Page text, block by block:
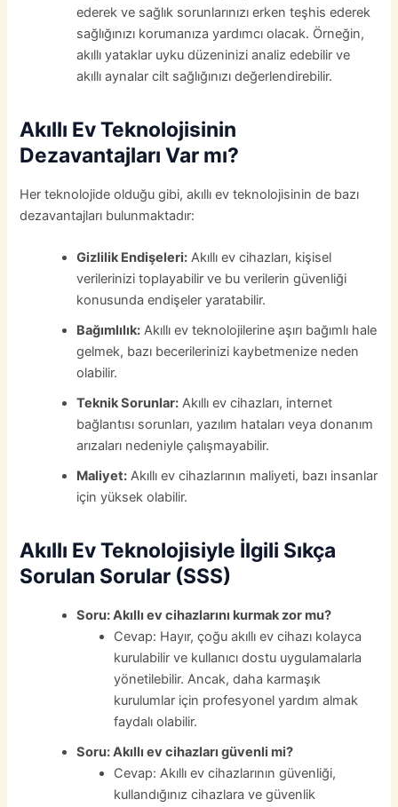
ederek ve sağlık sorunlarınızı erken teşhis ederek
sağlığınızı korumanıza yardımcı olacak. Örneğin,
akıllı yataklar uyku düzeninizi analiz edebilir ve
akıllı aynalar cilt sağlığınızı değerlendirebilir.
Akıllı Ev Teknolojisinin
Dezavantajları Var mı?
Her teknolojide olduğu gibi, akıllı ev teknolojisinin de bazı
dezavantajları bulunmaktadır:
Gizlilik Endişeleri: Akıllı ev cihazları, kişisel
verilerinizi toplayabilir ve bu verilerin güvenliği
konusunda endişeler yaratabilir.
Bağımlılık: Akıllı ev teknolojilerine aşırı bağımlı hale
gelmek, bazı becerilerinizi kaybetmenize neden
olabilir.
Teknik Sorunlar: Akıllı ev cihazları, internet
bağlantısı sorunları, yazılım hataları veya donanım
arızaları nedeniyle çalışmayabilir.
Maliyet: Akıllı ev cihazlarının maliyeti, bazı insanlar
için yüksek olabilir.
Akıllı Ev Teknolojisiyle İlgili Sıkça
Sorulan Sorular (SSS)
Soru: Akıllı ev cihazlarını kurmak zor mu?
Cevap: Hayır, çoğu akıllı ev cihazı kolayca
kurulabilir ve kullanıcı dostu uygulamalarla
yönetilebilir. Ancak, daha karmaşık
kurulumlar için profesyonel yardım almak
faydalı olabilir.
Soru: Akıllı ev cihazları güvenli mi?
Cevap: Akıllı ev cihazlarının güvenliği,
kullandığınız cihazlara ve güvenlik